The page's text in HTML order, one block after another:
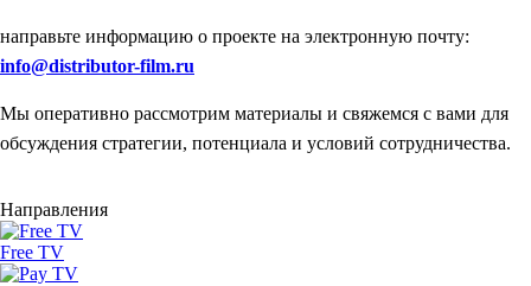
направьте информацию о проекте на электронную почту:
info@distributor-film.ru
Мы оперативно рассмотрим материалы и свяжемся с вами для
обсуждения стратегии, потенциала и условий сотрудничества.
Направления
Free TV